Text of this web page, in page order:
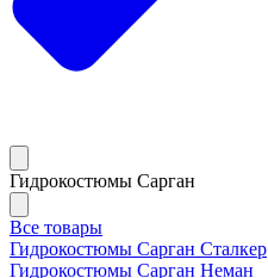
Гидрокостюмы Сарган
Все товары
Гидрокостюмы Сарган Сталкер
Гидрокостюмы Сарган Неман